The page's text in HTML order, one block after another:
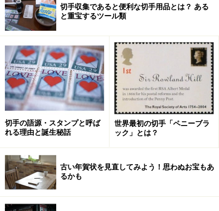
切手収集であると便利な切手用品とは？ ある
と重宝するツール類
切手の語源・スタンプと呼ば
れる理由と誕生秘話
世界最初の切手「ペニーブラ
ック」とは？
古い年賀状を見直してみよう！思わぬお宝もあ
るかも